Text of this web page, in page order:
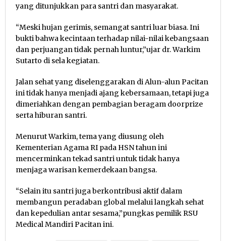
yang ditunjukkan para santri dan masyarakat.
“Meski hujan gerimis, semangat santri luar biasa. Ini
bukti bahwa kecintaan terhadap nilai-nilai kebangsaan
dan perjuangan tidak pernah luntur,”ujar dr. Warkim
Sutarto di sela kegiatan.
Jalan sehat yang diselenggarakan di Alun-alun Pacitan
ini tidak hanya menjadi ajang kebersamaan, tetapi juga
dimeriahkan dengan pembagian beragam doorprize
serta hiburan santri.
Menurut Warkim, tema yang diusung oleh
Kementerian Agama RI pada HSN tahun ini
mencerminkan tekad santri untuk tidak hanya
menjaga warisan kemerdekaan bangsa.
“Selain itu santri juga berkontribusi aktif dalam
membangun peradaban global melalui langkah sehat
dan kepedulian antar sesama,”pungkas pemilik RSU
Medical Mandiri Pacitan ini.